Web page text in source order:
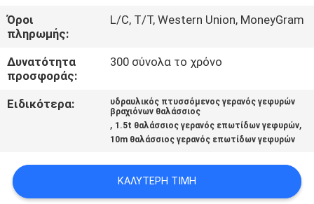
ΕΙΔΉΣΕΙΣ
ΥΠΟΘΈΣΕΙΣ
SITEMAP
Όροι
πληρωμής:
L/C, T/T, Western Union, MoneyGram
Δυνατότητα
προσφοράς:
300 σύνολα το χρόνο
Ειδικότερα:
υδραυλικός πτυσσόμενος γερανός γεφυρών
βραχιόνων θαλάσσιος
, 1.5t θαλάσσιος γερανός επωτίδων γεφυρών,
10m θαλάσσιος γερανός επωτίδων γεφυρών
ΚΑΛΎΤΕΡΗ ΤΙΜΉ